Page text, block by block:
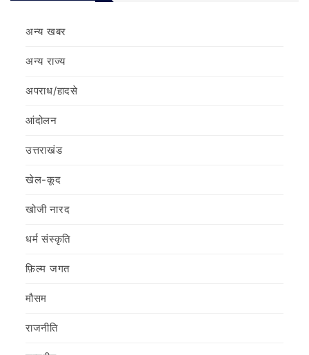
अन्य खबर
अन्य राज्य
अपराध/हादसे
आंदोलन
उत्तराखंड
खेल-कूद
खोजी नारद
धर्म संस्कृति
फ़िल्‍म जगत
मौसम
राजनीति